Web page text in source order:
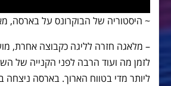
~ היסטוריה של הבוקרונס על בארסה,
– מלאגה חזרה לליגה כקבוצה אחרת,
לזמן מה ועוד הרבה לפני הקנייה של
ליותר מדי בטווח הארוך. בארסה ניצחה